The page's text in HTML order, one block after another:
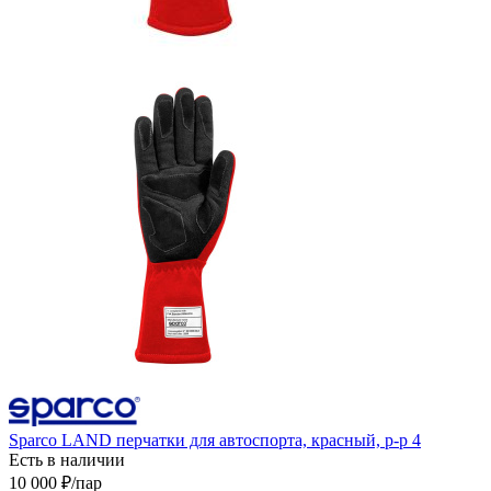
Sparco LAND перчатки для автоспорта, красный, р-р 4
Есть в наличии
10 000 ₽/пар